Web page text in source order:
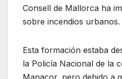
Consell de Mallorca ha
sobre incendios urbanos.
Esta formación estaba
la Policía Nacional de la
Manacor, pero debido a